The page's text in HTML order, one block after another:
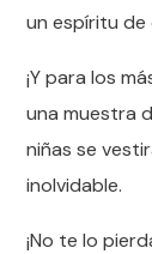
un espíritu de
¡Y para los
una muestra
niñas se
inolvidable.
¡No te lo